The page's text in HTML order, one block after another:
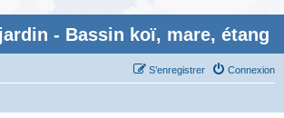
- Bassin koï, mare, étang
Connexion
S’enregistrer